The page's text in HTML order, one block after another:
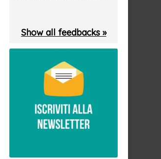
Show all feedbacks »